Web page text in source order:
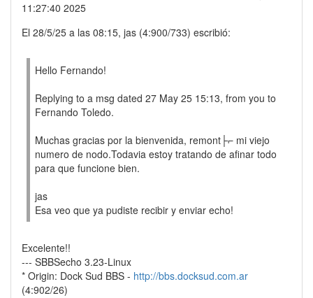
11:27:40 2025
El 28/5/25 a las 08:15, jas (4:900/733) escribió:
Hello Fernando!
Replying to a msg dated 27 May 25 15:13, from you to
Fernando Toledo.
Muchas gracias por la bienvenida, remont├⌐ mi viejo
numero de nodo.Todavia estoy tratando de afinar todo
para que funcione bien.
jas
Esa veo que ya pudiste recibir y enviar echo!
Excelente!!
--- SBBSecho 3.23-Linux
* Origin: Dock Sud BBS - http://bbs.docksud.com.ar
(4:902/26)